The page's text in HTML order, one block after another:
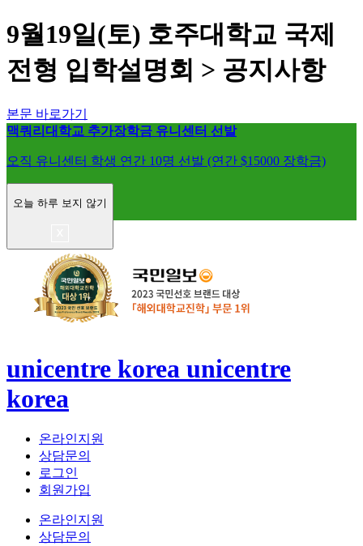
9월19일(토) 호주대학교 국제
전형 입학설명회 > 공지사항
본문 바로가기
맥쿼리대학교 추가장학금 유니센터 선발
오직 유니센터 학생 연간 10명 선발 (연간 $15000 장학금)
오늘 하루 보지 않기
unicentre korea unicentre
korea
온라인지원
상담문의
로그인
회원가입
온라인지원
상담문의